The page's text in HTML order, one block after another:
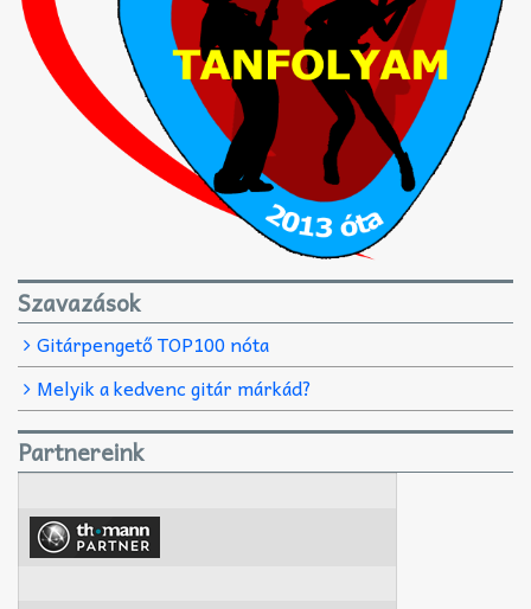
Szavazások
Gitárpengető TOP100 nóta
Melyik a kedvenc gitár márkád?
Partnereink